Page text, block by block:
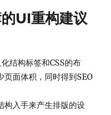
UI重构建议
结构标签和CSS的布
面体积，同时得到SEO
构入手来产生排版的设